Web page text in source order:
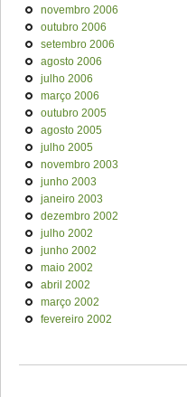
novembro 2006
outubro 2006
setembro 2006
agosto 2006
julho 2006
março 2006
outubro 2005
agosto 2005
julho 2005
novembro 2003
junho 2003
janeiro 2003
dezembro 2002
julho 2002
junho 2002
maio 2002
abril 2002
março 2002
fevereiro 2002